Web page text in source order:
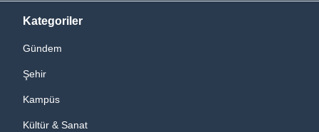
Kategoriler
Gündem
Şehir
Kampüs
Kültür & Sanat